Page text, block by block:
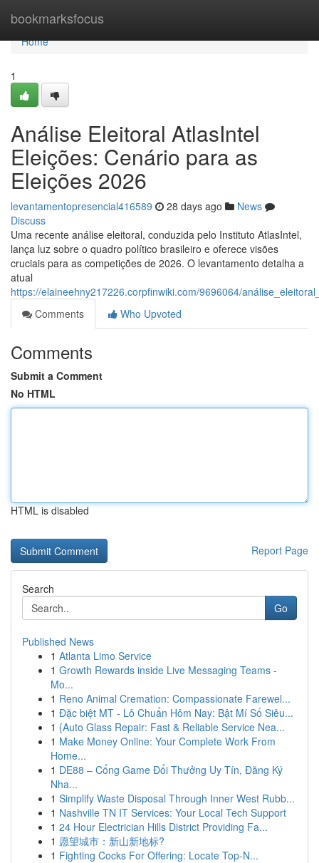
bookmarksfocus
Home
Home
1
Análise Eleitoral AtlasIntel
Eleições: Cenário para as
Eleições 2026
levantamentopresencial416589 28 days ago
News
Discuss
Uma recente análise eleitoral, conduzida pelo Instituto AtlasIntel,
lança luz sobre o quadro político brasileiro e oferece visões
cruciais para as competições de 2026. O levantamento detalha a
atual
https://elaineehny217226.corpfinwiki.com/9696064/
Comments
Who Upvoted
Comments
Submit a Comment
No HTML
HTML is disabled
Report Page
Search
Go
Published News
1 Atlanta Limo Service
1 Growth Rewards inside Live Messaging Teams -
Mo...
1 Reno Animal Cremation: Compassionate Farewel...
1 Đặc biệt MT - Lô Chuẩn Hôm Nay: Bật Mí Số Siêu...
1 {Auto Glass Repair: Fast & Reliable Service Nea...
1 Make Money Online: Your Complete Work From
Home...
1 DE88 – Cổng Game Đổi Thưởng Uy Tín, Đăng Ký
Nha...
1 Simplify Waste Disposal Through Inner West Rubb...
1 Nashville TN IT Services: Your Local Tech Support
1 24 Hour Electrician Hills District Providing Fa...
1 愿望城市：新山新地标?
1 Fighting Cocks For Offering: Locate Top-N...